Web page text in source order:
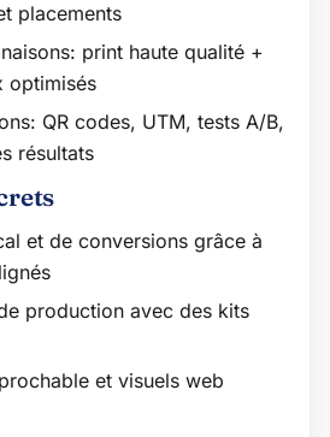
placements
print haute qualité +
optimisés
QR codes, UTM, tests A/B,
résultats
et de conversions grâce à
production avec des kits
et visuels web